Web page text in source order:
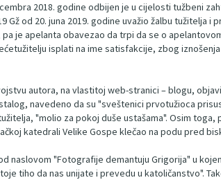
2018. godine odbijen je u cijelosti tužbeni
od 20. juna 2019. godine uvažio žalbu tužitelja i
je apelanta obavezao da trpi da se o
isplati na ime satisfakcije, zbog iznošenja
autora, na vlastitoj web-stranici – blogu,
navedeno da su "sveštenici prvotužioca
"molio za pokoj duše ustašama". Osim
katedrali Velike Gospe klečao na podu pred
naslovom "Fotografije demantuju Grigorija" u
tiho da nas unijate i prevedu u katoličanstvo".